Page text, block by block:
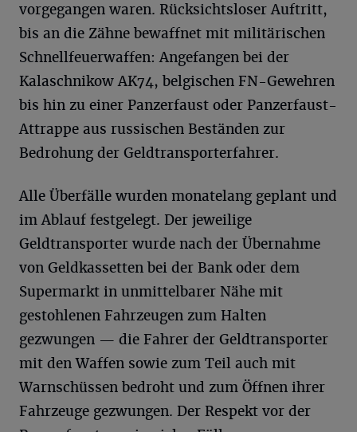
vorgegangen waren. Rücksichtsloser Auftritt,
bis an die Zähne bewaffnet mit militärischen
Schnellfeuerwaffen: Angefangen bei der
Kalaschnikow AK74, belgischen FN-Gewehren
bis hin zu einer Panzerfaust oder Panzerfaust-
Attrappe aus russischen Beständen zur
Bedrohung der Geldtransporterfahrer.
Alle Überfälle wurden monatelang geplant und
im Ablauf festgelegt. Der jeweilige
Geldtransporter wurde nach der Übernahme
von Geldkassetten bei der Bank oder dem
Supermarkt in unmittelbarer Nähe mit
gestohlenen Fahrzeugen zum Halten
gezwungen — die Fahrer der Geldtransporter
mit den Waffen sowie zum Teil auch mit
Warnschüssen bedroht und zum Öffnen ihrer
Fahrzeuge gezwungen. Der Respekt vor der